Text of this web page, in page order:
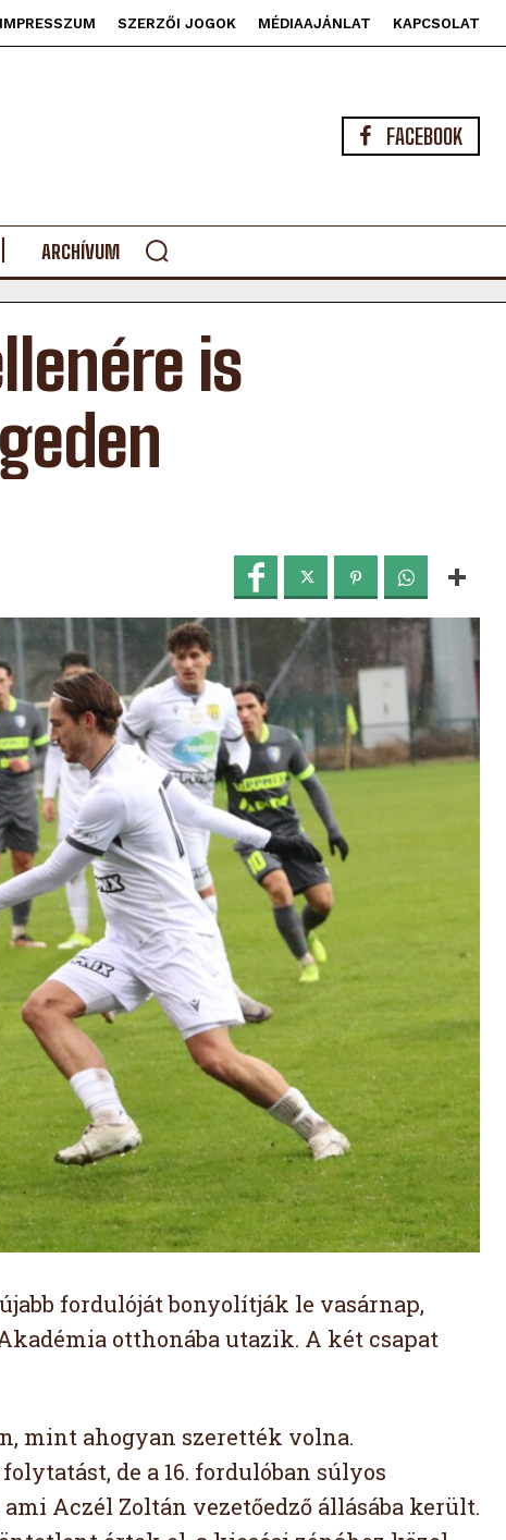
IMPRESSZUM SZERZŐI JOGOK MÉDIAAJÁNLAT KAPCSOLAT
FACEBOOK
ARCHÍVUM
is
fordulóját bonyolítják le vasárnap,
otthonába utazik. A két csapat
mint ahogyan szerették volna.
de a 16. fordulóban súlyos
Aczél Zoltán vezetőedző állásába került.